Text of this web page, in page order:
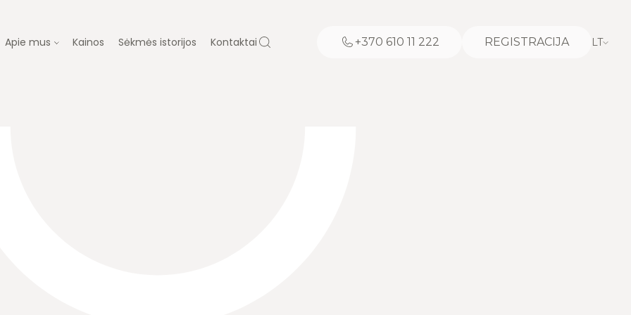
Apie mus Kainos Sėkmės istorijos Kontaktai +370 610 11 222 REGISTRACIJA LT